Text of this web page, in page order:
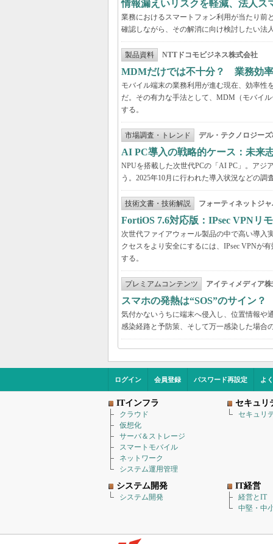
情報漏えいリスクを軽減、法人ス
業務におけるスマートフォン利用が当たり前
確認しながら、その解消に向け検討したい法
製品資料 NTTドコモビジネス株式会社
MDMだけでは不十分？ 業務効
モバイル端末の業務利用が進む現在、効率性
だ。その有力な手法として、MDM（モバイ
する。
市場調査・トレンド デル・テクノロジー
AI PC導入の戦略的ケース：未来
NPUを搭載した次世代PCの「AI PC」。アジ
う。2025年10月に行われた導入状況などの
技術文書・技術解説 フォーティネットジ
FortiOS 7.6対応版：IPsec VPNリ
次世代ファイアウォール製品の中で高い導入
クセスをより安全にするには、IPsec VPNが
する。
プレミアムコンテンツ アイティメディア
スマホの発熱は“SOS”のサイン
気付かないうちに端末へ侵入し、位置情報や
感染経路と予防策、そして万一感染した場合
ログイン 会員登録 パスワード再設定 よ
ITインフラ
クラウド
仮想化
サーバ＆ストレージ
スマートモバイル
ネットワーク
システム運用管理
セキュリ
セキュリ
システム開発
システム開発
IT経営
経営とIT
中堅・中